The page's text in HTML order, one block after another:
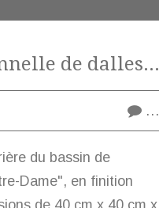
Vente exceptionnelle de dalles en pierre marbrière de Marquise de type "Notre-Dame".
…
du bassin de
Dame", en finition
de 40 cm x 40 cm x